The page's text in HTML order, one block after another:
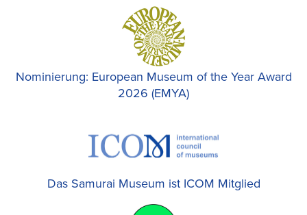
Nominierung: European Museum of the Year Award
2026 (EMYA)
Das Samurai Museum ist ICOM Mitglied